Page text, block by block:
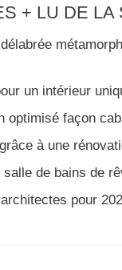
un intérieur
optimisé façon
à une
de bains de
pour